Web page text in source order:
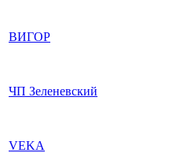
ВИГОР
ЧП Зеленевский
VEKA